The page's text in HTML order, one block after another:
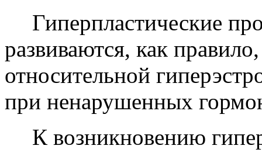
Гиперпластические
развиваются, как
относительной
при ненарушенных
К возникновению